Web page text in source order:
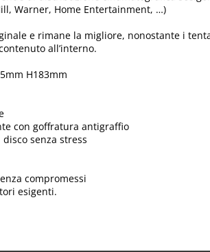
Warner, Home Entertainment, …)
e rimane la migliore, nonostante i
all’interno.
H183mm
con goffratura antigraffio
senza stress
compromessi
esigenti.